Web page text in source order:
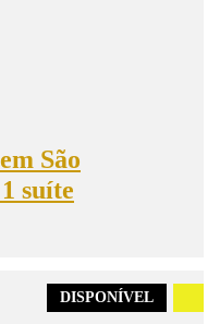
São
suíte
DISPONÍVEL